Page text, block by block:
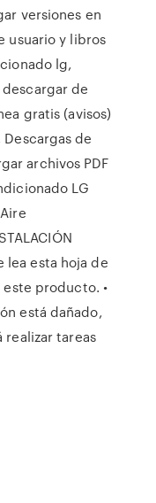
versiones en
usuario y libros
lg,
de
gratis (avisos)
de
archivos PDF
LG
lea esta hoja de
producto. •
está dañado,
realizar tareas